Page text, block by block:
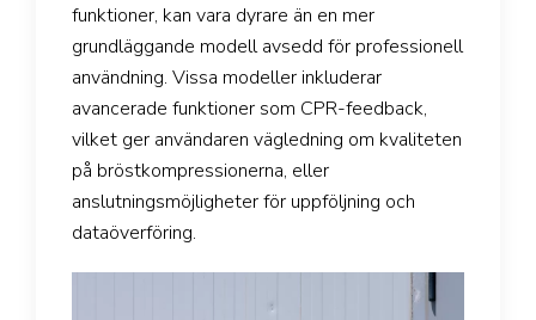
funktioner, kan vara dyrare än en mer
grundläggande modell avsedd för professionell
användning. Vissa modeller inkluderar
avancerade funktioner som CPR-feedback,
vilket ger användaren vägledning om kvaliteten
på bröstkompressionerna, eller
anslutningsmöjligheter för uppföljning och
dataöverföring.